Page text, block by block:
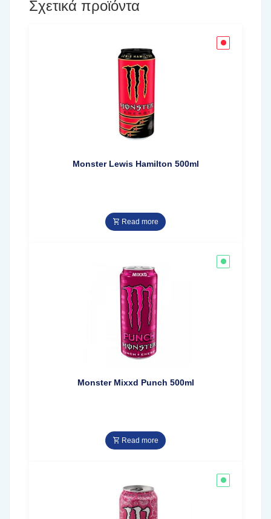
Σχετικά προϊόντα
Monster Lewis Hamilton 500ml
Read more
Monster Mixxd Punch 500ml
Read more